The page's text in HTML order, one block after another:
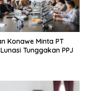
Konawe Minta PT
Tunggakan PPJ